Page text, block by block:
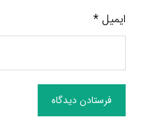
ایمیل*
فرستادن دیدگاه